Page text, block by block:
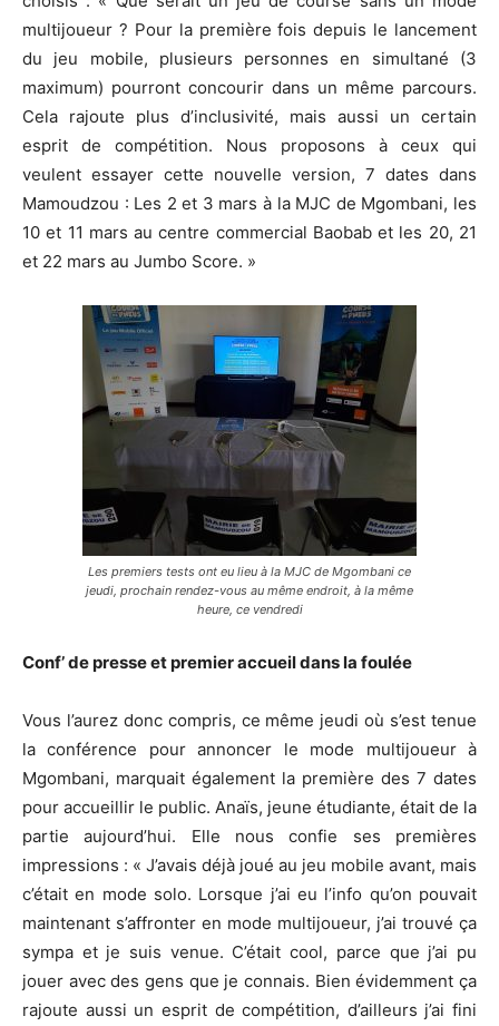
multijoueur ? Pour la première fois depuis le lancement
du jeu mobile, plusieurs personnes en simultané (3
maximum) pourront concourir dans un même parcours.
Cela rajoute plus d’inclusivité, mais aussi un certain
esprit de compétition. Nous proposons à ceux qui
veulent essayer cette nouvelle version, 7 dates dans
Mamoudzou : Les 2 et 3 mars à la MJC de Mgombani, les
10 et 11 mars au centre commercial Baobab et les 20, 21
et 22 mars au Jumbo Score. »
Les premiers tests ont eu lieu à la MJC de Mgombani ce
jeudi, prochain rendez-vous au même endroit, à la même
heure, ce vendredi
Conf’ de presse et premier accueil dans la foulée
Vous l’aurez donc compris, ce même jeudi où s’est tenue
la conférence pour annoncer le mode multijoueur à
Mgombani, marquait également la première des 7 dates
pour accueillir le public. Anaïs, jeune étudiante, était de la
partie aujourd’hui. Elle nous confie ses premières
impressions : « J’avais déjà joué au jeu mobile avant, mais
c’était en mode solo. Lorsque j’ai eu l’info qu’on pouvait
maintenant s’affronter en mode multijoueur, j’ai trouvé ça
sympa et je suis venue. C’était cool, parce que j’ai pu
jouer avec des gens que je connais. Bien évidemment ça
rajoute aussi un esprit de compétition, d’ailleurs j’ai fini